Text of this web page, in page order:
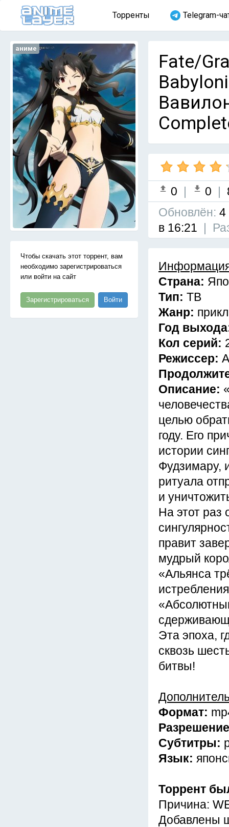
Торренты Telegram-
аниме
Чтобы скачать этот торрент, вам
необходимо зарегистрироваться
или войти на сайт
Зарегистрироваться Войти
Fate/
0 | 0 |
Обновлён: 4
в 16:21 |
Страна:
Тип: ТВ
Жанр:
Год
Кол серий:
Режиссер:
Описание:
целью
году. Его
истории
Фудзимару,
ритуала
и
На этот раз
правит
мудрый
«Альянса
Эта эпоха,
сквозь
битвы!
Формат:
Субтитры:
Язык:
Торрент
Причина:
Добавлены